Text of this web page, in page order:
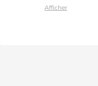
Afficher